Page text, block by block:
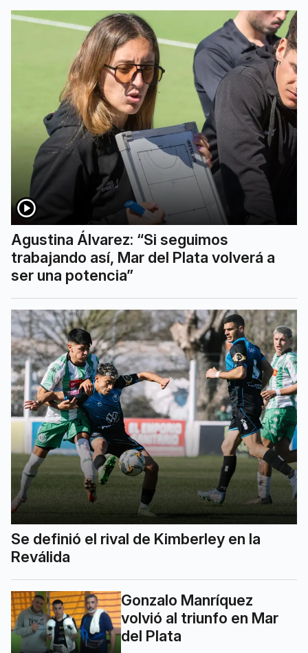
Agustina Álvarez: “Si seguimos
trabajando así, Mar del Plata volverá a
ser una potencia”
Se definió el rival de Kimberley en la
Reválida
Gonzalo Manríquez
volvió al triunfo en Mar
del Plata